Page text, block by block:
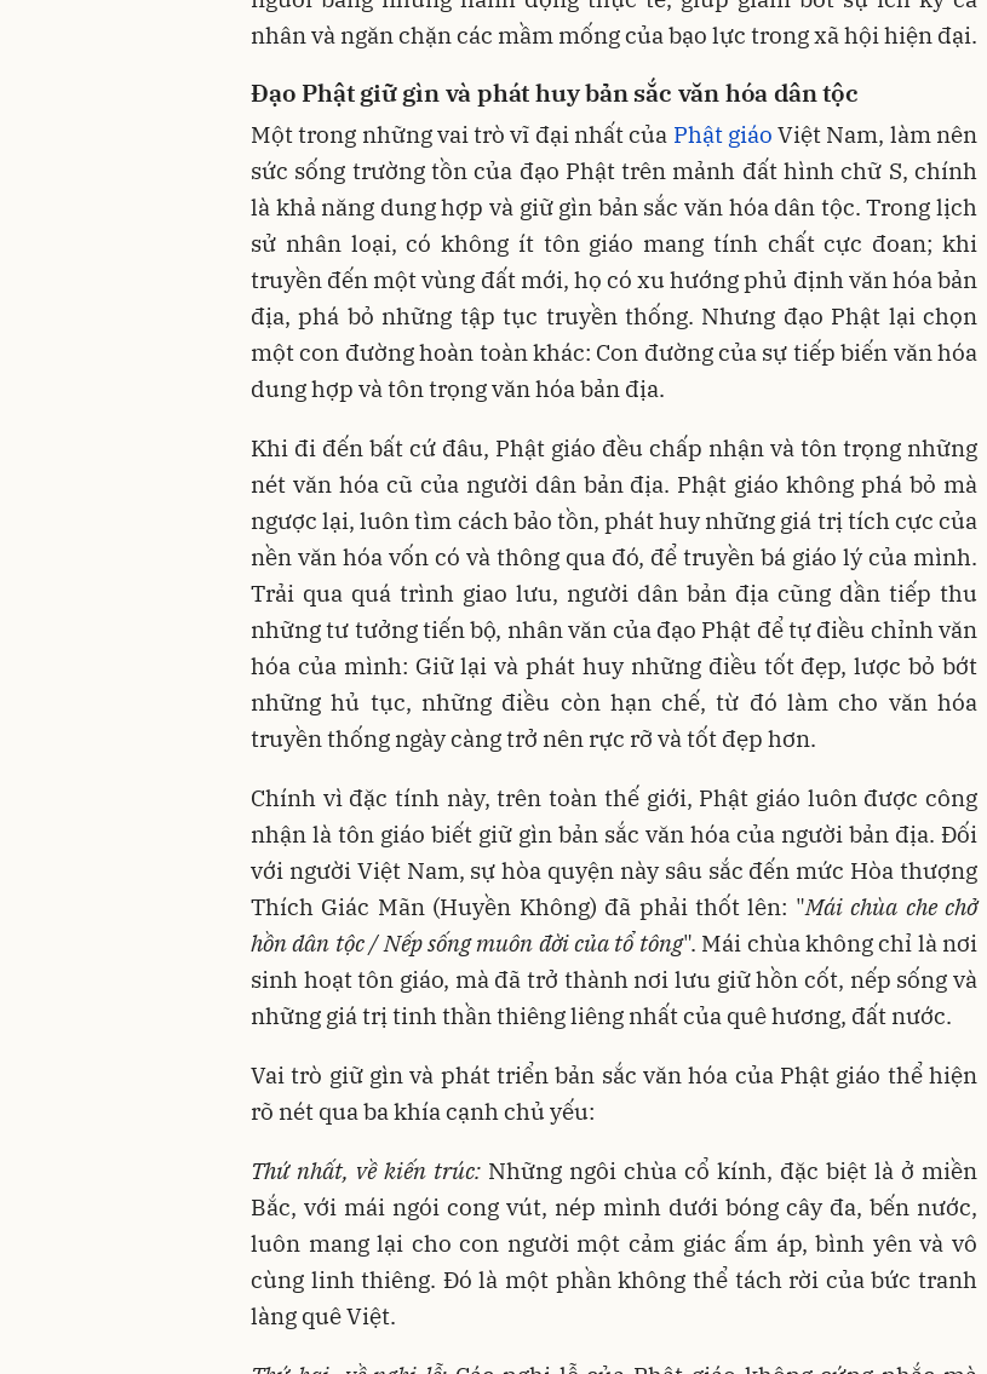
nhân và ngăn chặn các mầm mống của bạo lực trong xã hội hiện đại.
Đạo Phật giữ gìn và phát huy bản sắc văn hóa dân tộc
Một trong những vai trò vĩ đại nhất của Phật giáo Việt Nam, làm nên
sức sống trường tồn của đạo Phật trên mảnh đất hình chữ S, chính
là khả năng dung hợp và giữ gìn bản sắc văn hóa dân tộc. Trong lịch
sử nhân loại, có không ít tôn giáo mang tính chất cực đoan; khi
truyền đến một vùng đất mới, họ có xu hướng phủ định văn hóa bản
địa, phá bỏ những tập tục truyền thống. Nhưng đạo Phật lại chọn
một con đường hoàn toàn khác: Con đường của sự tiếp biến văn hóa
dung hợp và tôn trọng văn hóa bản địa.
Khi đi đến bất cứ đâu, Phật giáo đều chấp nhận và tôn trọng những
nét văn hóa cũ của người dân bản địa. Phật giáo không phá bỏ mà
ngược lại, luôn tìm cách bảo tồn, phát huy những giá trị tích cực của
nền văn hóa vốn có và thông qua đó, để truyền bá giáo lý của mình.
Trải qua quá trình giao lưu, người dân bản địa cũng dần tiếp thu
những tư tưởng tiến bộ, nhân văn của đạo Phật để tự điều chỉnh văn
hóa của mình: Giữ lại và phát huy những điều tốt đẹp, lược bỏ bớt
những hủ tục, những điều còn hạn chế, từ đó làm cho văn hóa
truyền thống ngày càng trở nên rực rỡ và tốt đẹp hơn.
Chính vì đặc tính này, trên toàn thế giới, Phật giáo luôn được công
nhận là tôn giáo biết giữ gìn bản sắc văn hóa của người bản địa. Đối
với người Việt Nam, sự hòa quyện này sâu sắc đến mức Hòa thượng
Thích Giác Mãn (Huyền Không) đã phải thốt lên: "Mái chùa che chở
hồn dân tộc / Nếp sống muôn đời của tổ tông". Mái chùa không chỉ là nơi
sinh hoạt tôn giáo, mà đã trở thành nơi lưu giữ hồn cốt, nếp sống và
những giá trị tinh thần thiêng liêng nhất của quê hương, đất nước.
Vai trò giữ gìn và phát triển bản sắc văn hóa của Phật giáo thể hiện
rõ nét qua ba khía cạnh chủ yếu:
Thứ nhất, về kiến trúc: Những ngôi chùa cổ kính, đặc biệt là ở miền
Bắc, với mái ngói cong vút, nép mình dưới bóng cây đa, bến nước,
luôn mang lại cho con người một cảm giác ấm áp, bình yên và vô
cùng linh thiêng. Đó là một phần không thể tách rời của bức tranh
làng quê Việt.